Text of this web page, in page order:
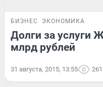
БИЗНЕС ЭКОНОМИКА
Долги за услуги
млрд рублей
31 августа, 2015, 13:55 261